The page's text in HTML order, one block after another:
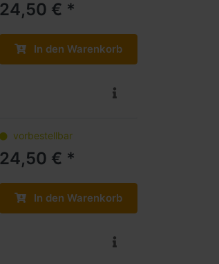
24,50 € *
In den Warenkorb
vorbestellbar
24,50 € *
In den Warenkorb